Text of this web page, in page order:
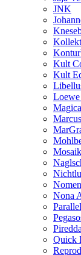
JNK
Kult
Kult
Mosaik
Nona
Quick